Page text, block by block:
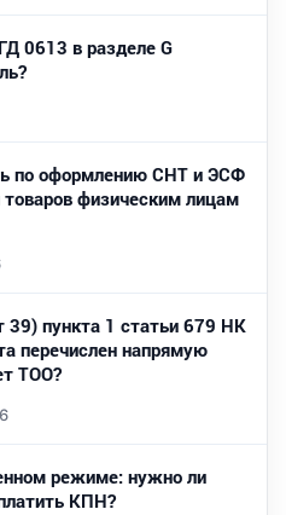
0613 в разделе G
по оформлению СНТ и ЭСФ
товаров физическим лицам
39) пункта 1 статьи 679 НК
перечислен напрямую
ТОО?
режиме: нужно ли
КПН?